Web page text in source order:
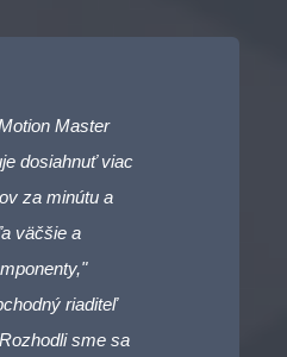
Master
dosiahnuť viac
za minútu a
väčšie a
riaditeľ
sme sa